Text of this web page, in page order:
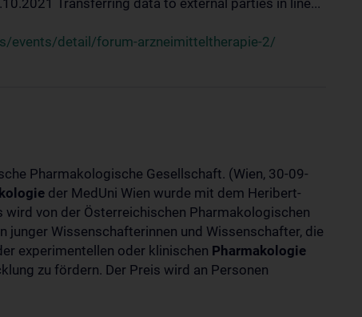
Transferring data to external parties in line...
events/detail/forum-arzneimitteltherapie-2/
Pharmakologische Gesellschaft. (Wien, 30-09-
der MedUni Wien wurde mit dem Heribert-
von der Österreichischen Pharmakologischen
junger Wissenschafterinnen und Wissenschafter, die
experimentellen oder klinischen Pharmakologie
zu fördern. Der Preis wird an Personen